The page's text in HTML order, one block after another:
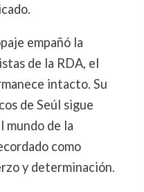
empañó la
de la RDA, el
intacto. Su
de Seúl sigue
mundo de la
como
y determinación.